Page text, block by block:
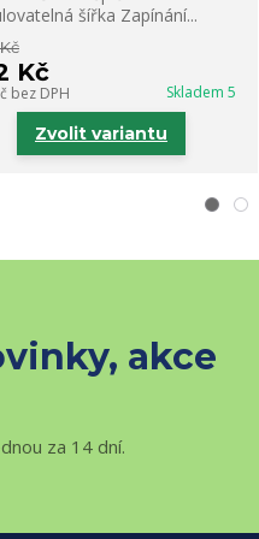
šířka Zapínání...
Kč
bez DPH Skladem 5
Zvolit variantu
akce
za 14 dní.